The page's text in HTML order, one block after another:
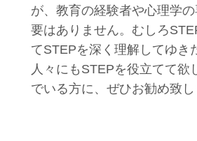
が、教育の経験者や心理学
要はありません。むしろ
てSTEPを深く理解してゆき
人々にもSTEPを役立てて欲
でいる方に、ぜひお勧め致し